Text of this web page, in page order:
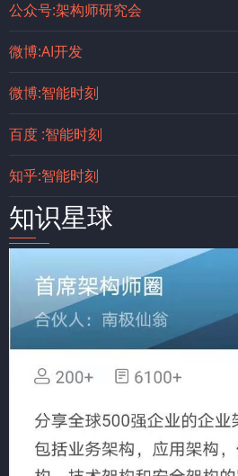
公众号:架构师研究会
微博:AI开发
微博:智能时刻
百度 :智能时刻
知乎:智能时刻
知识星球